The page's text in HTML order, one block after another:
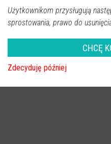
Użytkownikom przysługują
sprostowania, prawo do
przysługujących PaństwuCHCĘ
Zdecyduję później